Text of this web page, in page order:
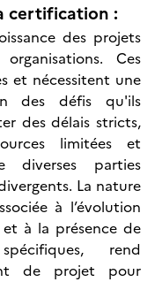
certification :
des projets
Ces
et nécessitent une
des défis qu'ils
des délais stricts,
limitées et
diverses parties
La nature
à l’évolution
à la présence de
rend
de projet pour